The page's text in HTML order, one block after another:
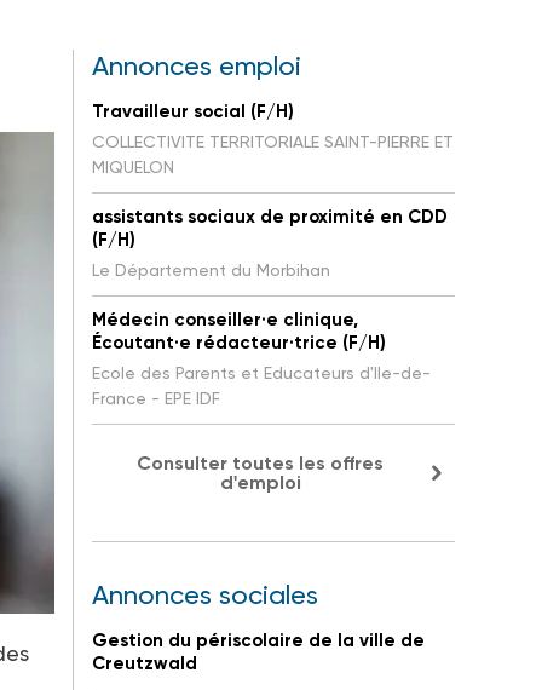
Annonces emploi
Travailleur social (F/H)
COLLECTIVITE TERRITORIALE SAINT-PIERRE ET
MIQUELON
assistants sociaux de proximité en CDD
(F/H)
Le Département du Morbihan
Médecin conseiller·e clinique,
Écoutant·e rédacteur·trice (F/H)
Ecole des Parents et Educateurs d'Ile-de-
France - EPE IDF
Consulter toutes les offres
d'emploi
Annonces sociales
Gestion du périscolaire de la ville de
Creutzwald